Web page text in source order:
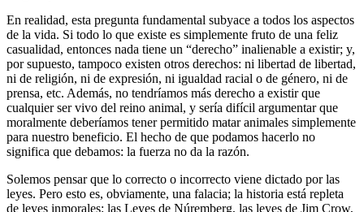
En realidad, esta pregunta fundamental subyace a todos los aspectos
de la vida. Si todo lo que existe es simplemente fruto de una feliz
casualidad, entonces nada tiene un “derecho” inalienable a existir; y,
por supuesto, tampoco existen otros derechos: ni libertad de libertad,
ni de religión, ni de expresión, ni igualdad racial o de género, ni de
prensa, etc. Además, no tendríamos más derecho a existir que
cualquier ser vivo del reino animal, y sería difícil argumentar que
moralmente deberíamos tener permitido matar animales simplemente
para nuestro beneficio. El hecho de que podamos hacerlo no
significa que debamos: la fuerza no da la razón.
Solemos pensar que lo correcto o incorrecto viene dictado por las
leyes. Pero esto es, obviamente, una falacia; la historia está repleta
de leyes inmorales: las Leyes de Núremberg, las leyes de Jim Crow,